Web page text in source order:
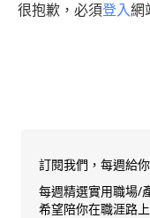
很抱歉，必須登入網
訂閱我們，每週給
每週精選實用職場/
希望陪你在職涯路